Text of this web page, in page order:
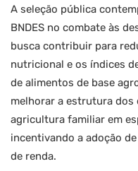
A seleção pública
BNDES no combate às
busca contribuir para
nutricional e os índices
de alimentos de base
melhorar a estrutura
agricultura familiar em
incentivando a adoção
de renda.